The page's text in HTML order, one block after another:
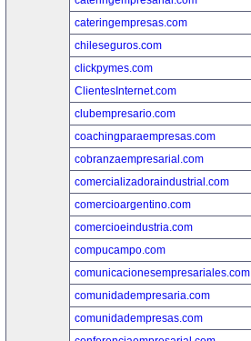
cateringempresas.com
chileseguros.com
clickpymes.com
ClientesInternet.com
clubempresario.com
coachingparaempresas.com
cobranzaempresarial.com
comercializadoraindustrial.com
comercioargentino.com
comercioeindustria.com
compucampo.com
comunicacionesempresariales.com
comunidadempresaria.com
comunidadempresas.com